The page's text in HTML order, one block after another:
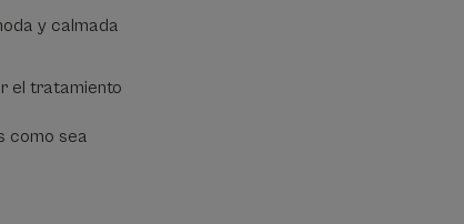
y calmada
el tratamiento
como sea